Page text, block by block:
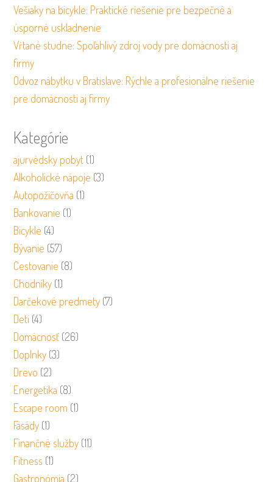
Vešiaky na bicykle: Praktické riešenie pre bezpečné a
úsporné uskladnenie
Vŕtané studne: Spoľahlivý zdroj vody pre domácnosti aj
firmy
Odvoz nábytku v Bratislave: Rýchle a profesionálne riešenie
pre domácnosti aj firmy
Kategórie
ajurvédsky pobyt (1)
Alkoholické nápoje (3)
Autopožičovňa (1)
Bankovanie (1)
Bicykle (4)
Bývanie (57)
Cestovanie (8)
Chodníky (1)
Darčekové predmety (7)
Deti (4)
Domácnosť (26)
Doplnky (3)
Drevo (2)
Energetika (8)
Escape room (1)
Fasády (1)
Finančné služby (11)
Fitness (1)
Gastronómia (2)